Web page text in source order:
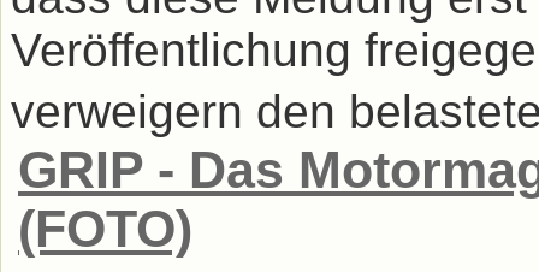
Veröffentlichung
verweigern den
GRIP - Das
(FOTO)